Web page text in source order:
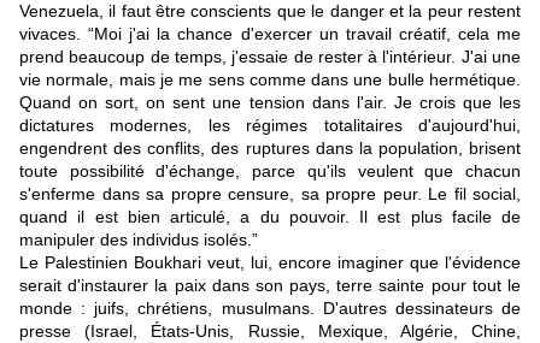
Venezuela, il faut être conscients que le danger et la peur restent
vivaces.
“Moi j'ai la chance d'exercer un travail créatif, cela me
prend beaucoup de temps, j'essaie de rester à l'intérieur. J'ai une
vie normale, mais je me sens comme dans une bulle hermétique.
Quand on sort, on sent une tension dans l'air. Je crois que les
dictatures modernes, les régimes totalitaires d'aujourd'hui,
engendrent des conflits, des ruptures dans la population, brisent
toute possibilité d'échange, parce qu'ils veulent que chacun
s'enferme dans sa propre censure, sa propre peur. Le fil social,
quand il est bien articulé, a du pouvoir. Il est plus facile de
manipuler des individus isolés.”
Le Palestinien Boukhari veut, lui, encore imaginer que l'évidence
serait d'instaurer la paix dans son pays, terre sainte pour tout le
monde : juifs, chrétiens, musulmans.
D'autres dessinateurs de
presse (Israel,
États-Unis, Russie, Mexique, Algérie, Chine,